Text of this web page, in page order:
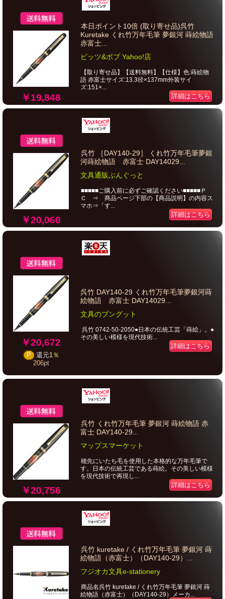
￥19,848
本日ポイント10倍 (取り寄せ品)呉竹
Kuretake くれ竹万年毛筆 夢銀河 蒔絵物語
赤富士...
ビッツ&ボブ Yahoo!店
【取り寄せ品】【送料無料】【仕様】色:蒔絵物
語 赤富士サイズ:13.3径×137mm外装サイ
ズ:151×...
詳細はこちら
￥20,060
呉竹 ［DAY140-29］ くれ竹万年毛筆夢銀
河蒔絵物語 赤富士 DAY14029...
文具通販ぶんぐっと
■■■■■ご購入前に必ずご確認ください■■■■■Ｐ
Ｃ ⇒ 商品ページ下部の【商品説明】の内容ス
マホ⇒「す...
詳細はこちら
￥20,672
P 還元1％
206pt
呉竹 DAY140-29 くれ竹万年毛筆夢銀河蒔
絵物語 赤富士 DAY14029...
文具のブングット
呉竹 0742-50-2050●日本の伝統工芸「蒔絵」。●
その美しい模様を現代技術...
詳細はこちら
￥20,756
呉竹 くれ竹万年毛筆 夢銀河 蒔絵物語 赤
富士 DAY140-29...
マップスマーケット
穂先にいたち毛を使用した本格的な万年毛筆で
す。日本の伝統工芸である蒔絵。その美しい模様
を現代技術で再現し...
詳細はこちら
呉竹 kuretake / くれ竹万年毛筆 夢銀河 蒔
絵物語（赤富士）（DAY140-29）...
フジオカ文具e-stationery
商品名呉竹 kuretake / くれ竹万年毛筆 夢銀河 蒔
絵物語（赤富士）（DAY140-29）メーカ...